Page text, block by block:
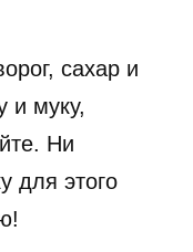
сахар и
и муку,
Ни
для этого